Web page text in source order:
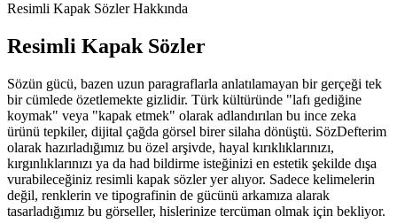
Resimli Kapak SözlerHakkında
Resimli Kapak Sözler
Sözün gücü, bazen uzun paragraflarla anlatılamayan bir gerçeği tek
bir cümlede özetlemekte gizlidir. Türk kültüründe "lafı gediğine
koymak" veya "kapak etmek" olarak adlandırılan bu ince zeka
ürünü tepkiler, dijital çağda görsel birer silaha dönüştü. SözDefterim
olarak hazırladığımız bu özel arşivde, hayal kırıklıklarınızı,
kırgınlıklarınızı ya da had bildirme isteğinizi en estetik şekilde dışa
vurabileceğiniz resimli kapak sözler yer alıyor. Sadece kelimelerin
değil, renklerin ve tipografinin de gücünü arkamıza alarak
tasarladığımız bu görseller, hislerinize tercüman olmak için bekliyor.